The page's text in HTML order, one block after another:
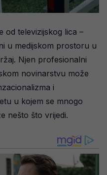
od televizijskog lica –
u medijskom prostoru u
Njen profesionalni
novinarstvu može
i
u kojem se mnogo
nešto što vrijedi.